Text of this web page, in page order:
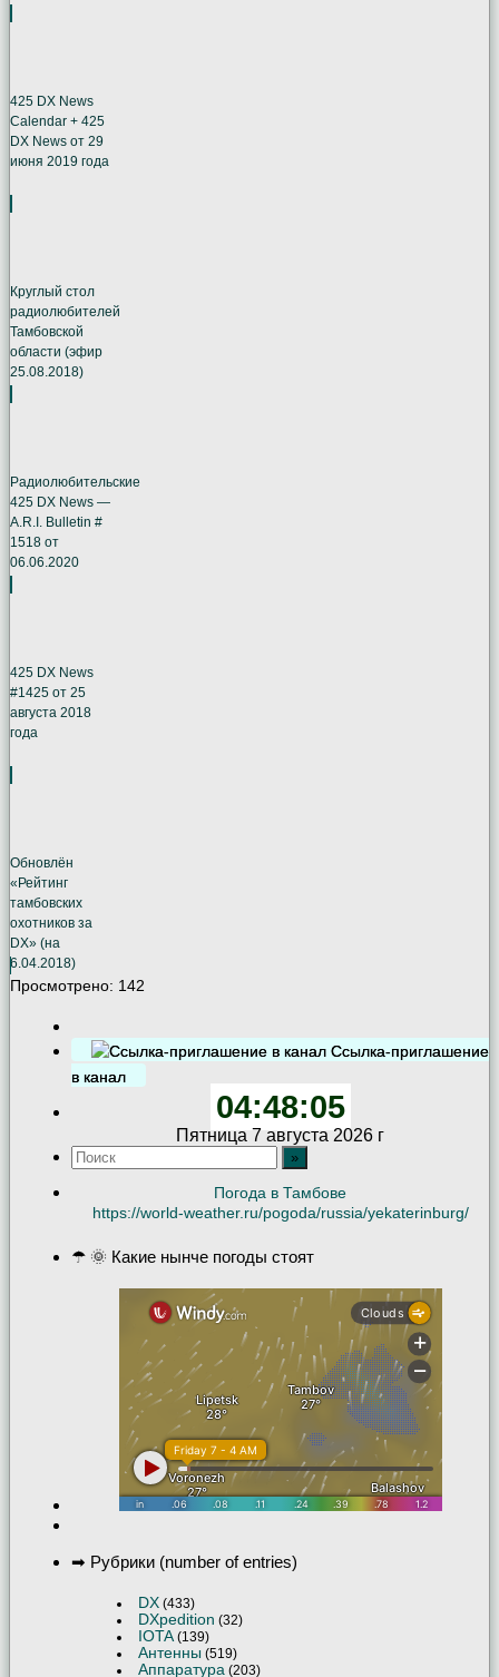
425 DX News
Calendar + 425
DX News от 29
июня 2019 года
Круглый стол
радиолюбителей
Тамбовской
области (эфир
25.08.2018)
Радиолюбительские
425 DX News —
A.R.I. Bulletin #
1518 от
06.06.2020
425 DX News
#1425 от 25
августа 2018
года
Обновлён
«Рейтинг
тамбовских
охотников за
DX» (на
6.04.2018)
Просмотрено: 142
Ссылка-приглашение
в канал
04:48:06
Пятница 7 августа 2026 г
Погода в Тамбове
https://world-weather.ru/pogoda/russia/yekaterinburg/
☂ 🌞 Какие нынче погоды стоят
➡ Рубрики (number of entries)
DX (433)
DXpedition (32)
IOTA (139)
Антенны (519)
Аппаратура (203)